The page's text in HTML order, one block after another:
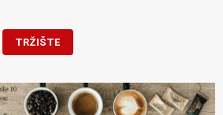
TRŽIŠTE